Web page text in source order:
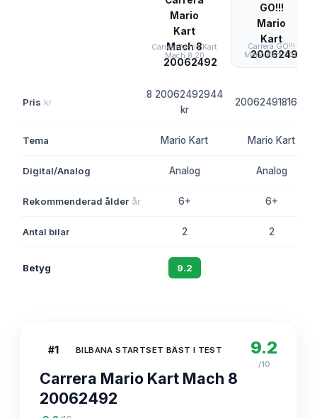
Carrera Mario Kart
Mach 8 20
Carrera GO!!!
Mario Kart 200
Pris kr
8 20062492944
kr
20062491816 kr
Tema Mario Kart Mario Kart
Digital/Analog Analog Analog
Rekommenderad ålder år 6+ 6+
Antal bilar 2 2
Betyg 9.2
#1 BILBANA STARTSET BÄST I TEST
Carrera Mario Kart Mach 8
20062492
9.2
/10